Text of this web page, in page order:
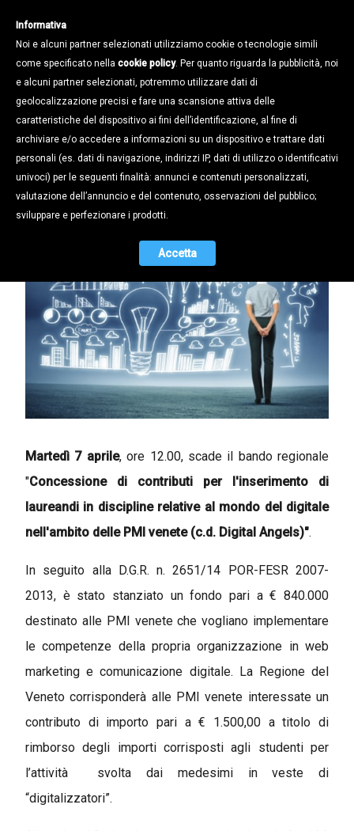
I DIGITAL ANGELS AL SERVIZIO
DELLE PMI DEL TERRITORIO
28.03.2015
Martedì 7 aprile, ore 12.00, scade il bando regionale
"Concessione di contributi per l'inserimento di
laureandi in discipline relative al mondo del digitale
nell'ambito delle PMI venete (c.d. Digital Angels)".
In seguito alla D.G.R. n. 2651/14 POR-FESR 2007-
2013, è stato stanziato un fondo pari a € 840.000
destinato alle PMI venete che vogliano implementare
le competenze della propria organizzazione in web
marketing e comunicazione digitale. La Regione del
Veneto corrisponderà alle PMI venete interessate un
contributo di importo pari a € 1.500,00 a titolo di
rimborso degli importi corrisposti agli studenti per
l’attività svolta dai medesimi in veste di
“digitalizzatori”.
Informativa
Noi e alcuni partner selezionati utilizziamo cookie o tecnologie simili
come specificato nella cookie policy. Per quanto riguarda la pubblicità, noi
e alcuni partner selezionati, potremmo utilizzare dati di
geolocalizzazione precisi e fare una scansione attiva delle
caratteristiche del dispositivo ai fini dell’identificazione, al fine di
archiviare e/o accedere a informazioni su un dispositivo e trattare dati
personali (es. dati di navigazione, indirizzi IP, dati di utilizzo o identificativi
univoci) per le seguenti finalità: annunci e contenuti personalizzati,
valutazione dell’annuncio e del contenuto, osservazioni del pubblico;
sviluppare e perfezionare i prodotti.
Accetta